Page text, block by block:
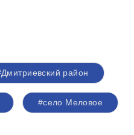
район
#село Меловое